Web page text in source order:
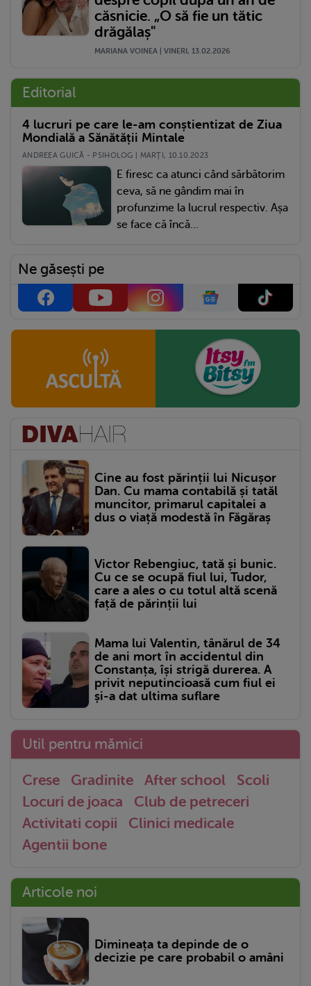
căsnicie. „O să fie un tătic
drăgălaș"
MARIANA VOINEA | VINERI, 13.02.2026
Editorial
4 lucruri pe care le-am conștientizat de Ziua
Mondială a Sănătății Mintale
ANDREEA GUICĂ - PSIHOLOG | MARŢI, 10.10.2023
E firesc ca atunci când sărbătorim
ceva, să ne gândim mai în
profunzime la lucrul respectiv. Așa
se face că încă...
Ne găsești pe
Cine au fost părinții lui Nicușor
Dan. Cu mama contabilă și tatăl
muncitor, primarul capitalei a
dus o viață modestă în Făgăraș
Victor Rebengiuc, tată și bunic.
Cu ce se ocupă fiul lui, Tudor,
care a ales o cu totul altă scenă
față de părinții lui
Mama lui Valentin, tânărul de 34
de ani mort în accidentul din
Constanța, își strigă durerea. A
privit neputincioasă cum fiul ei
și-a dat ultima suflare
Util pentru mămici
Crese Gradinite After school
Scoli
Locuri de joaca
Club de petreceri
Activitati copii
Clinici medicale
Agentii bone
Articole noi
Dimineața ta depinde de o
decizie pe care probabil o amâni